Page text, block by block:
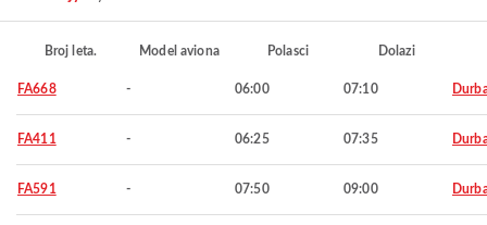
Broj leta. Model aviona Polasci Dolazi
FA668 - 06:00 07:10
FA411 - 06:25 07:35
FA591 - 07:50 09:00